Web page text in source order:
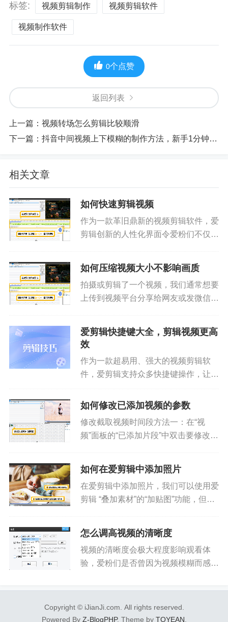
标签: 视频剪辑制作 视频剪辑软件
视频制作软件
0个点赞
返回列表
上一篇： 视频转场怎么剪辑比较顺滑
下一篇： 抖音中间视频上下模糊的制作方法，新手1分钟做出这种流行效果
相关文章
如何快速剪辑视频
作为一款革旧鼎新的视频剪辑软件，爱
剪辑创新的人性化界面令爱粉们不仅能
度、运行速度也使爱粉们视频剪辑过程
更加快速、得心应手！按照如下步...
如何压缩视频大小不影响画质
拍摄或剪辑了一个视频，我们通常想要
上传到视频平台分享给网友或发微信分
做到不影响画质呢？下面就跟着小爱了
解压缩视频大小又不影响画质的秘...
爱剪辑快捷键大全，剪辑视频更高
效
作为一款超易用、强大的视频剪辑软
件，爱剪辑支持众多快捷键操作，让爱
打造精美视频！小爱已经帮大家整理好
学习和收藏吧！通用Tab&nbs...
如何修改已添加视频的参数
修改截取视频时间段方法一：在“视
频”面板的“已添加片段”中双击要修改的
改。图1：双击视频片段缩略图图2：
修改截取视频时间段方法二...
如何在爱剪辑中添加照片
在爱剪辑中添加照片，我们可以使用爱
剪辑 “叠加素材”的“加贴图”功能，但爱
可以使用国内发展十多年的老牌电子相
册制作软件《数码大师》实...
怎么调高视频的清晰度
视频的清晰度会极大程度影响观看体
验，爱粉们是否曾因为视频模糊而感到
调高视频清晰度的方法，简单几步即可
搞定，下面来跟着教程学起来吧！一、
创建高清分辨率打开软件时，或点击...
Copyright © iJianJi.com. All rights reserved.
Powered By Z-BlogPHP. Theme by TOYEAN.